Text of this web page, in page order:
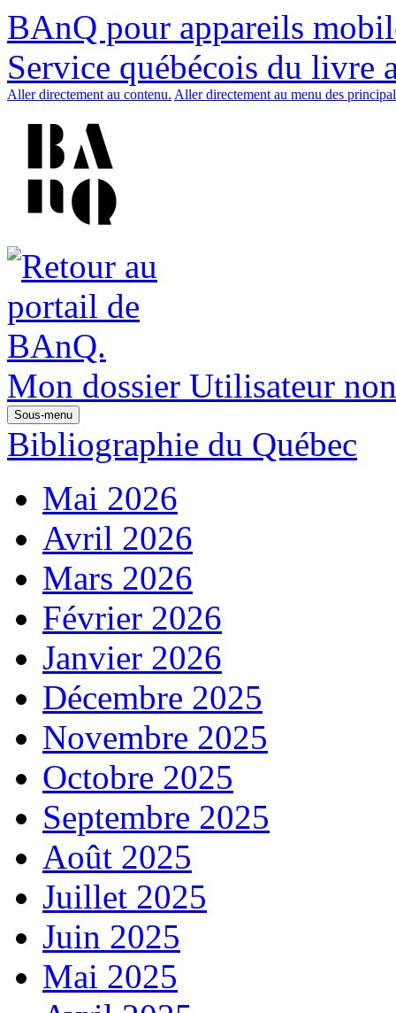
BAnQ pour appareils
Service québécois du livre
Aller directement au contenu. Aller directement au menu des
Mon dossier Utilisateur
Sous-menu
Bibliographie du Québec
Mai 2026
Avril 2026
Mars 2026
Février 2026
Janvier 2026
Décembre 2025
Novembre 2025
Octobre 2025
Septembre 2025
Août 2025
Juillet 2025
Juin 2025
Mai 2025